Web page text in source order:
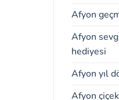
Afyon
Afyon
hediyesi
Afyon yıl
Afyon